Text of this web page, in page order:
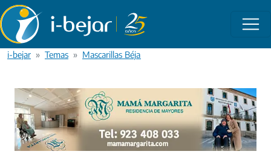
Pasar al contenido principal
i-bejar Temas Mascarillas Béjar